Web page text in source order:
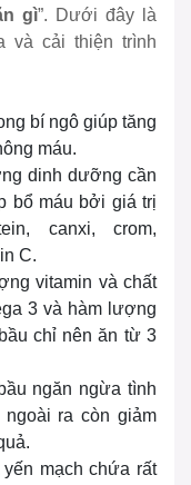
gì”. Dưới đây là
và cải thiện trình
bí ngô giúp tăng
máu.
dinh dưỡng cần
bổ máu bởi giá trị
canxi, crom,
C.
vitamin và chất
3 và hàm lượng
chỉ nên ăn từ 3
ngăn ngừa tình
ra còn giảm
yến mạch chứa rất